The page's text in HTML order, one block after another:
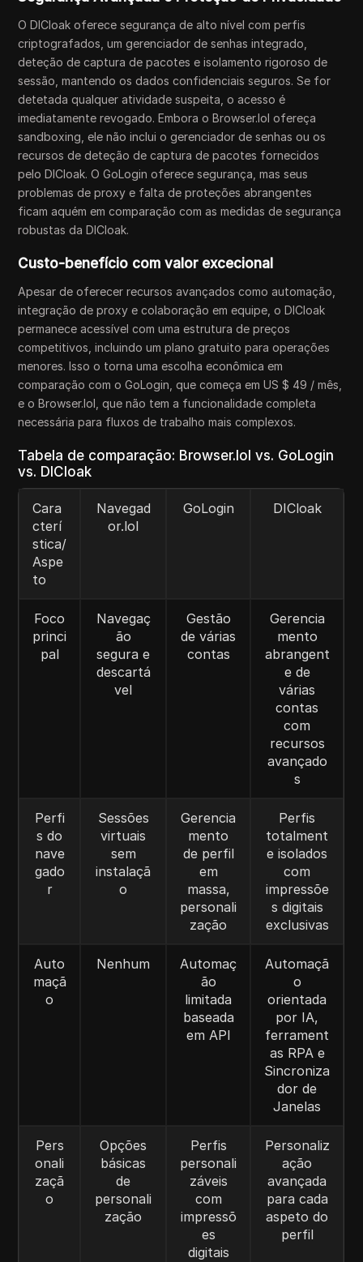
O DICloak oferece segurança de alto nível com perfis
criptografados, um gerenciador de senhas integrado,
deteção de captura de pacotes e isolamento rigoroso de
sessão, mantendo os dados confidenciais seguros. Se for
detetada qualquer atividade suspeita, o acesso é
imediatamente revogado. Embora o Browser.lol ofereça
sandboxing, ele não inclui o gerenciador de senhas ou os
recursos de deteção de captura de pacotes fornecidos
pelo DICloak. O GoLogin oferece segurança, mas seus
problemas de proxy e falta de proteções abrangentes
ficam aquém em comparação com as medidas de segurança
robustas da DICloak.
Custo-benefício com valor excecional
Apesar de oferecer recursos avançados como automação,
integração de proxy e colaboração em equipe, o DICloak
permanece acessível com uma estrutura de preços
competitivos, incluindo um plano gratuito para operações
menores. Isso o torna uma escolha econômica em
comparação com o GoLogin, que começa em US $ 49 / mês,
e o Browser.lol, que não tem a funcionalidade completa
necessária para fluxos de trabalho mais complexos.
Tabela de comparação: Browser.lol vs. GoLogin
vs. DICloak
Cara
cterí
stica/
Aspe
to
Navegad
or.lol
GoLogin DICloak
Foco
princi
pal
Navegaç
ão
segura e
descartá
vel
Gestão
de várias
contas
Gerencia
mento
abrangent
e de
várias
contas
com
recursos
avançado
s
Perfi
s do
nave
gado
r
Sessões
virtuais
sem
instalaçã
o
Gerencia
mento
de perfil
em
massa,
personali
zação
Perfis
totalment
e isolados
com
impressõe
s digitais
exclusivas
Auto
maçã
o
Nenhum
Automaç
ão
limitada
baseada
em API
Automaçã
o
orientada
por IA,
ferrament
as RPA e
Sincroniza
dor de
Janelas
Pers
onali
zaçã
o
Opções
básicas
de
personali
zação
Perfis
personali
záveis
com
impressõ
es
digitais
Personaliz
ação
avançada
para cada
aspeto do
perfil